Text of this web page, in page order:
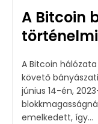
A Bitcoin
A Bitcoin
követő
június 14-én,
blokkmagasságnál. A bányászati nehézség
emelkedett, így...